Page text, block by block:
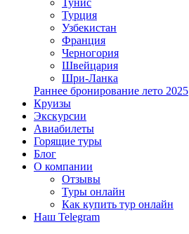
Тунис
Турция
Узбекистан
Франция
Черногория
Швейцария
Шри-Ланка
Раннее бронирование лето 2025
Круизы
Экскурсии
Авиабилеты
Горящие туры
Блог
О компании
Отзывы
Туры онлайн
Как купить тур онлайн
Наш Telegram